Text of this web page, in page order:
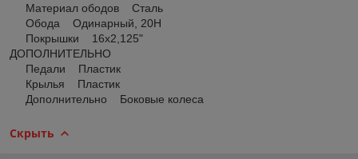
Материал ободов Сталь
Обода Одинарный, 20H
Покрышки 16х2,125"
ДОПОЛНИТЕЛЬНО
Педали Пластик
Крылья Пластик
Дополнительно Боковые колеса
Скрыть